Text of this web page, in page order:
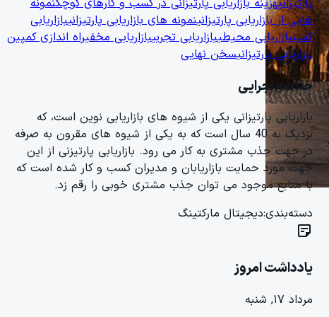
پارتیزانیهزینه بازاریابی پارتیزانی در کسب و کارهای کوچکنمونه
هایی از بازاریابی پارتیزانینمونه های بازاریابی پارتیزانیبازاریابی
کمینبازاریابی محیطیبازاریابی تجربیبازاریابی مخفیراه اندازی کمپین
بازاریابی پارتیزانیسخن نهایی
خلاصه اجرایی
بازاریابی پارتیزانی یکی از شیوه های بازاریابی نوین است، که
نزدیک به 40 سال است که به یکی از شیوه های مقرون به صرفه
در جهت جذب مشتری به کار می رود. بازاریابی پارتیزنی از این
جهت مورد حمایت بازاریابان و مدیران کسب و کار شده است که
با منابع موجود می توان جذب مشتری خوبی را رقم زد.
دسته‌بندی:دیجیتال مارکتینگ
sticky_note_2
یادداشت امروز
مرداد ۱۷, شنبه